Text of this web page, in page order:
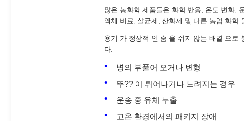
많은 농화학 제품들은 화학 반응, 온도 변화,
액체 비료, 살균제, 산화제 및 다른 농업 화학
용기 가 정상적 인 숨 을 쉬지 않는 배열 으로
다.
병의 부풀어 오거나 변형
뚜?? 이 튀어나거나 느려지는 경우
운송 중 유체 누출
고온 환경에서의 패키지 장애